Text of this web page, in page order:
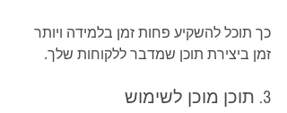
כך תוכל להשקיע פחות זמן בלמידה ויותר
זמן ביצירת תוכן שמדבר ללקוחות שלך.
3. תוכן מוכן לשימוש